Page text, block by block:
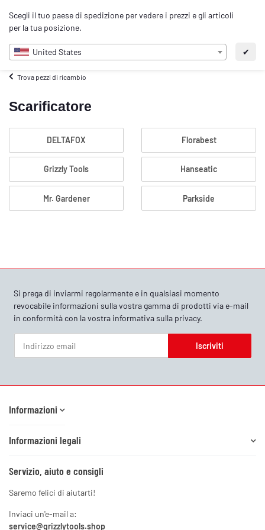
Scegli il tuo paese di spedizione per vedere i prezzi e gli articoli
per la tua posizione.
United States ✔
IT
Trova pezzi di ricambio
Scarificatore
DELTAFOX Florabest
Grizzly Tools Hanseatic
Mr. Gardener Parkside
Si prega di inviarmi regolarmente e in qualsiasi momento
revocabile informazioni sulla vostra gamma di prodotti via e-mail
in conformità con la vostra informativa sulla privacy.
Iscriviti
Informazioni
Informazioni legali
Servizio, aiuto e consigli
Saremo felici di aiutarti!
Inviaci un'e-mail a:
service@grizzlytools.shop